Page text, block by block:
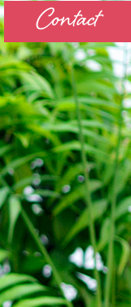
Contact